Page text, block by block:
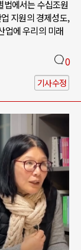
에서는 수십조원
지원의 경제성도,
업에 우리의 미래
0
기사수정